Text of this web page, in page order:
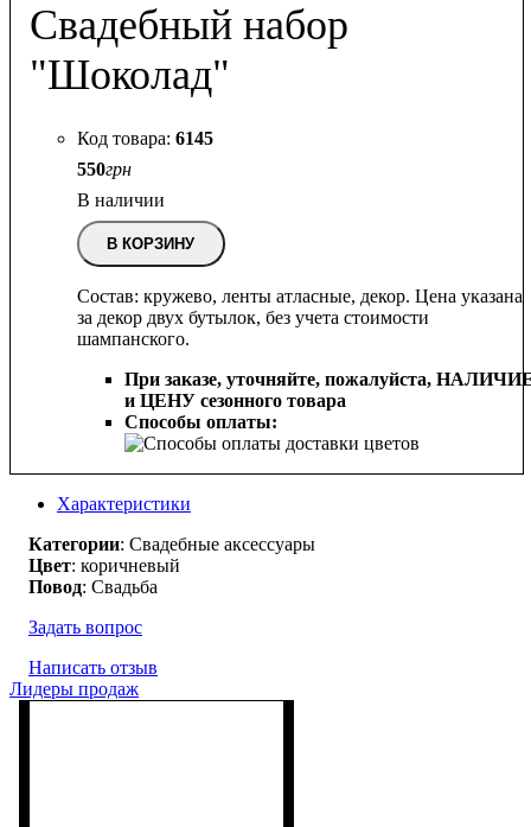
Свадебный набор
"Шоколад"
6145
550грн
В наличии
В КОРЗИНУ
Состав: кружево, ленты атласные, декор. Цена указана
за декор двух бутылок, без учета стоимости
шампанского.
При заказе, уточняйте, пожалуйста,
и ЦЕНУ сезонного товара
Способы оплаты:
Характеристики
Категории: Свадебные аксессуары
Цвет: коричневый
Повод: Свадьба
Задать вопрос
Написать отзыв
Лидеры продаж